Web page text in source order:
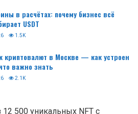
в расчётах: почему бизнес всё
USDT
1.5K
криптовалют в Москве — как устроен
важно знать
2.1K
12 500 уникальных NFT с